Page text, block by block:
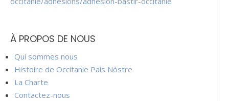
À PROPOS DE NOUS
Qui sommes nous
Histoire de Occitanie País Nòstre
La Charte
Contactez-nous